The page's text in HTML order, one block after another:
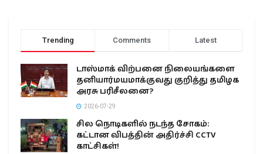
Trending Comments Latest
டாஸ்மாக் விற்பனை நிலையங்களை
தனியார்மயமாக்குவது குறித்து தமிழக
அரசு பரிசீலனை?
2026-07-29
சில நொடிகளில் நடந்த சோகம்:
கட்டான விபத்தின் அதிர்ச்சி CCTV
காட்சிகள்!